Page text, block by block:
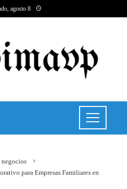
agosto 8
negocios
para Empresas Familiares en